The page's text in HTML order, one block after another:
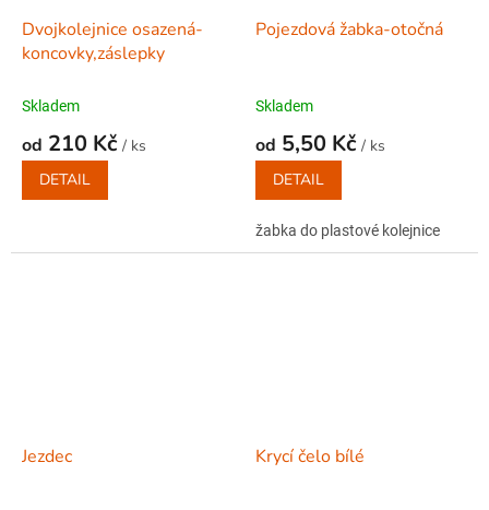
Dvojkolejnice osazená-
koncovky,záslepky
Skladem
od 210 Kč / ks
DETAIL
Pojezdová žabka-otočná
Skladem
od 5,50 Kč / ks
DETAIL
žabka do plastové kolejnice
Jezdec Krycí čelo bílé